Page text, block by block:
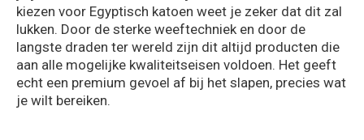
kiezen voor Egyptisch katoen weet je zeker dat dit zal
lukken. Door de sterke weeftechniek en door de
langste draden ter wereld zijn dit altijd producten die
aan alle mogelijke kwaliteitseisen voldoen. Het geeft
echt een premium gevoel af bij het slapen, precies wat
je wilt bereiken.